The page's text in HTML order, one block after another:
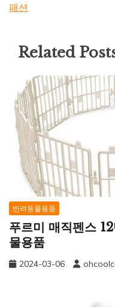
패션
Related
반려동물용품
푸르미 매직펜스
물용품
2024-03-06